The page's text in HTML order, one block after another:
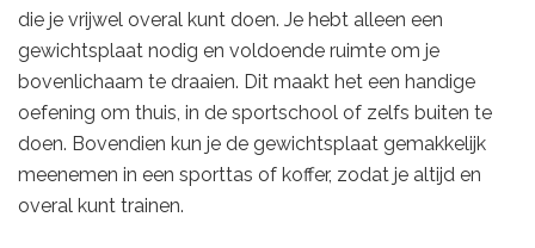
die je vrijwel overal kunt doen. Je hebt alleen een
gewichtsplaat nodig en voldoende ruimte om je
bovenlichaam te draaien. Dit maakt het een handige
oefening om thuis, in de sportschool of zelfs buiten te
doen. Bovendien kun je de gewichtsplaat gemakkelijk
meenemen in een sporttas of koffer, zodat je altijd en
overal kunt trainen.